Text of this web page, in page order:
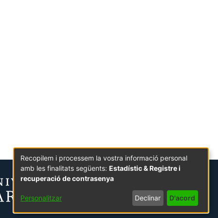
Recopilem i processem la vostra informació personal
amb les finalitats següents: Estadístic & Registre i
recuperació de contrasenya
Personalitzar Declinar D'acord